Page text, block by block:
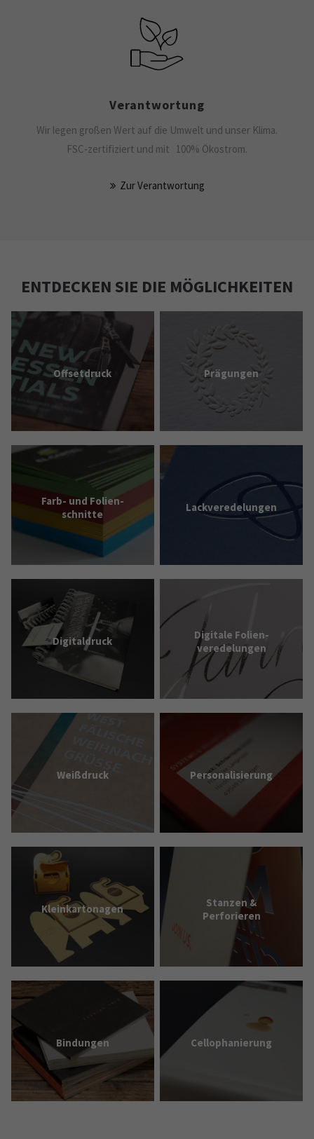
Verant­wortung
Wir legen großen Wert auf die Umwelt und unser Klima.
FSC-zertifiziert und mit 100% Ökostrom.
Zur Verantwortung
ENTDECKEN SIE DIE MÖGLICHKEITEN
Offset­druck Prägungen
Farb- und Folien­
schnitte
Lack­verede­lungen
Digital­druck
Digitale Folien­
verede­lungen
Weißdruck Personali­sierung
Klein­kartonagen
Stanzen &
Perforieren
Bindungen Cellophan­ierung